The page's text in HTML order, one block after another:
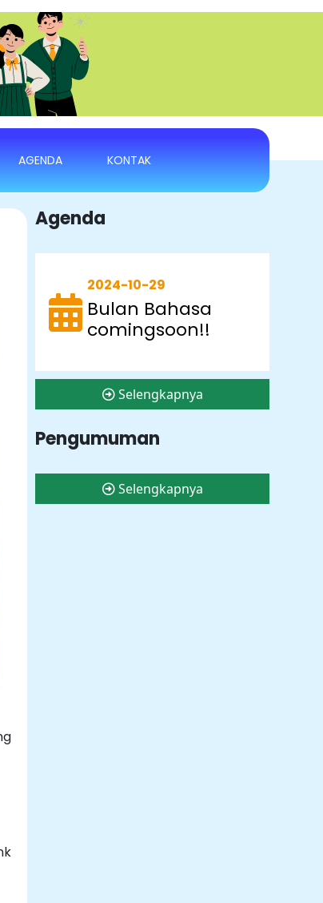
AGENDA KONTAK
Agenda
2024-10-29
Bulan Bahasa
comingsoon!!
Selengkapnya
Pengumuman
Selengkapnya